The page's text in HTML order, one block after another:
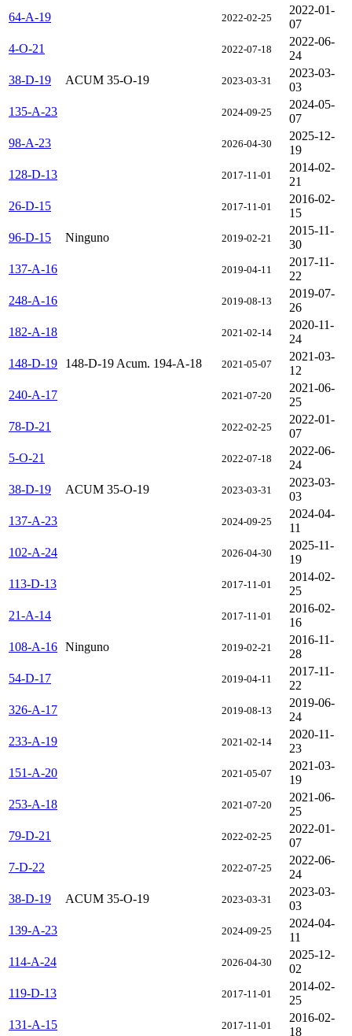
64-A-19
2022-02-25
2022-01-
07
4-O-21
2022-07-18
2022-06-
24
38-D-19
ACUM 35-O-19 2023-03-31
2023-03-
03
135-A-23
2024-09-25
2024-05-
07
98-A-23
2026-04-30
2025-12-
19
128-D-13
2017-11-01
2014-02-
21
26-D-15
2017-11-01
2016-02-
15
96-D-15
Ninguno 2019-02-21
2015-11-
30
137-A-16
2019-04-11
2017-11-
22
248-A-16
2019-08-13
2019-07-
26
182-A-18
2021-02-14
2020-11-
24
148-D-19
148-D-19 Acum. 194-A-18 2021-05-07
2021-03-
12
240-A-17
2021-07-20
2021-06-
25
78-D-21
2022-02-25
2022-01-
07
5-O-21
2022-07-18
2022-06-
24
38-D-19
ACUM 35-O-19 2023-03-31
2023-03-
03
137-A-23
2024-09-25
2024-04-
11
102-A-24
2026-04-30
2025-11-
19
113-D-13
2017-11-01
2014-02-
25
21-A-14
2017-11-01
2016-02-
16
108-A-16 Ninguno 2019-02-21
2016-11-
28
54-D-17
2019-04-11
2017-11-
22
326-A-17
2019-08-13
2019-06-
24
233-A-19
2021-02-14
2020-11-
23
151-A-20
2021-05-07
2021-03-
19
253-A-18
2021-07-20
2021-06-
25
79-D-21
2022-02-25
2022-01-
07
7-D-22
2022-07-25
2022-06-
24
38-D-19
ACUM 35-O-19 2023-03-31
2023-03-
03
139-A-23
2024-09-25
2024-04-
11
114-A-24
2026-04-30
2025-12-
02
119-D-13
2017-11-01
2014-02-
25
131-A-15
2017-11-01
2016-02-
18